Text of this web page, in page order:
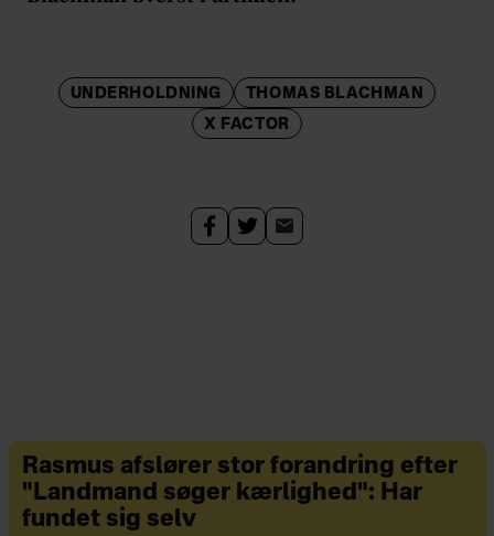
UNDERHOLDNING
THOMAS BLACHMAN
X FACTOR
Rasmus afslører stor forandring efter
"Landmand søger kærlighed": Har
fundet sig selv